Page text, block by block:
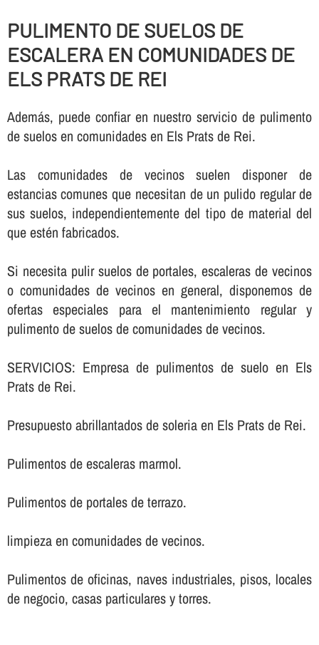
PULIMENTO DE SUELOS DE
ESCALERA EN COMUNIDADES DE
ELS PRATS DE REI
Además, puede confiar en nuestro servicio de pulimento
de suelos en comunidades en Els Prats de Rei.
Las comunidades de vecinos suelen disponer de
estancias comunes que necesitan de un pulido regular de
sus suelos, independientemente del tipo de material del
que estén fabricados.
Si necesita pulir suelos de portales, escaleras de vecinos
o comunidades de vecinos en general, disponemos de
ofertas especiales para el mantenimiento regular y
pulimento de suelos de comunidades de vecinos.
SERVICIOS: Empresa de pulimentos de suelo en Els
Prats de Rei.
Presupuesto abrillantados de soleria en Els Prats de Rei.
Pulimentos de escaleras marmol.
Pulimentos de portales de terrazo.
limpieza en comunidades de vecinos.
Pulimentos de oficinas, naves industriales, pisos, locales
de negocio, casas particulares y torres.